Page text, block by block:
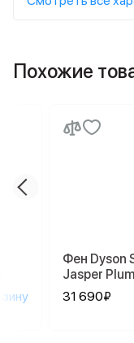
Похожие
Фен Dyson
Jasper Plum
31 690₽